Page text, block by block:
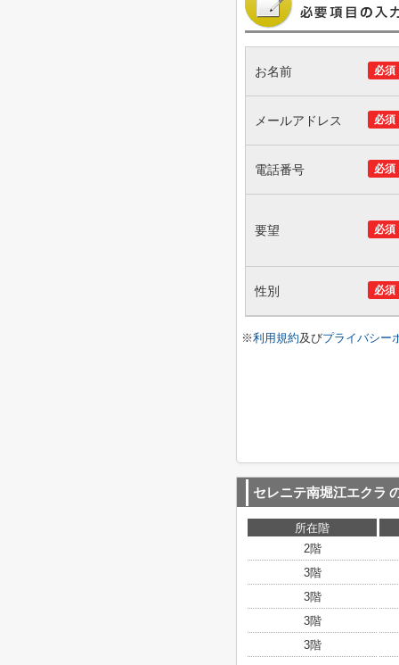
必須
お名前
必須
メールアドレス
必須
電話番号
必須
要望
必須
性別
※利用規約及びプライバシー
セレニテ南堀江エクラ
所在階
2階
3階
3階
3階
3階